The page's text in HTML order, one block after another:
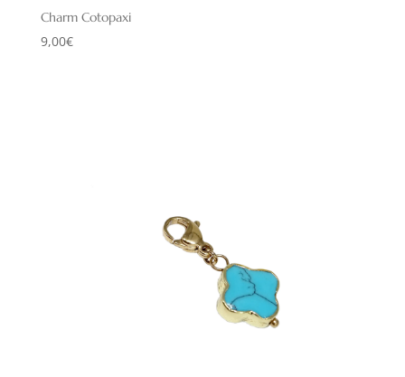
Charm Cotopaxi
9,00€